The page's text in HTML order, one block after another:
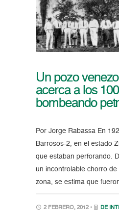
Un pozo
acerca a los
bombeando
Por Jorge Rabassa En
Barrosos-2, en el estado
que estaban perforando.
un incontrolable chorro
zona, se estima que
2 FEBRERO, 2012 • DE